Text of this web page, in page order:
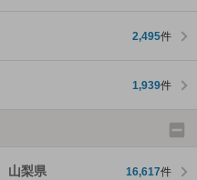
2,495件
1,939件
山梨県 16,617件